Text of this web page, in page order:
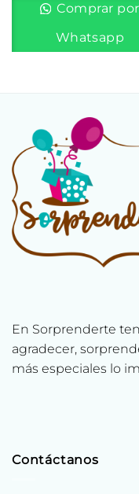
Comprar por
Whatsapp
En Sorprenderte
agradecer,
más especiales lo
Contáctanos